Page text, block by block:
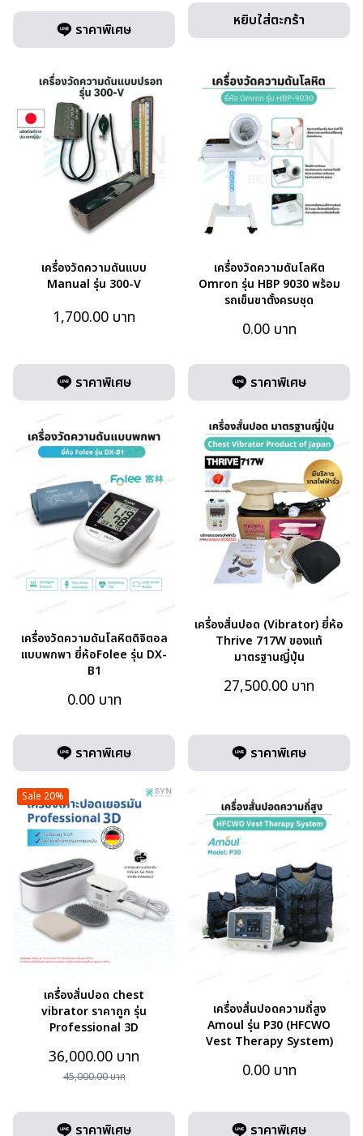
ราคาพิเศษ หยิบใส่ตะกร้า
เครื่องวัดความดันแบบ
Manual รุ่น 300-V
1,700.00 บาท
ราคาพิเศษ
เครื่องวัดความดันโลหิต
Omron รุ่น HBP 9030 พร้อม
รถเข็นขาตั้งครบชุด
0.00 บาท
ราคาพิเศษ
เครื่องวัดความดันโลหิตดิจิตอล
แบบพกพา ยี่ห้อFolee รุ่น DX-
B1
0.00 บาท
ราคาพิเศษ
เครื่องสั่นปอด (Vibrator) ยี่ห้อ
Thrive 717W ของแท้
มาตรฐานญี่ปุ่น
27,500.00 บาท
ราคาพิเศษ
Sale 20%
เครื่องสั่นปอด chest
vibrator ราคาถูก รุ่น
Professional 3D
45,000.00บาท
36,000.00 บาท
ราคาพิเศษ
เครื่องสั่นปอดความถี่สูง
Amoul รุ่น P30 (HFCWO
Vest Therapy System)
0.00 บาท
ราคาพิเศษ